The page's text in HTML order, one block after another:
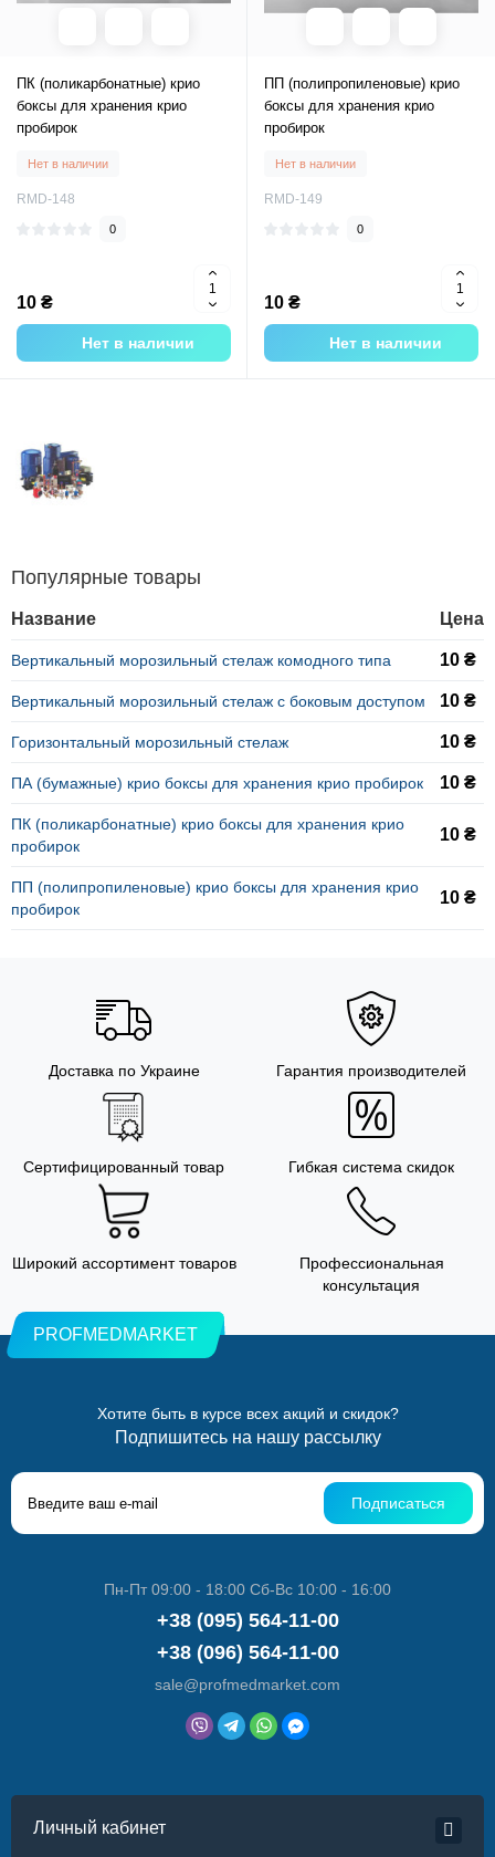
ПК (поликарбонатные) крио
боксы для хранения крио
пробирок
Нет в наличии
RMD-148
0
10 ₴
Нет в наличии
ПП (полипропиленовые) крио
боксы для хранения крио
пробирок
Нет в наличии
RMD-149
0
10 ₴
Нет в наличии
Популярные товары
Название Цена
Вертикальный морозильный стелаж комодного типа 10 ₴
Вертикальный морозильный стелаж с боковым доступом 10 ₴
Горизонтальный морозильный стелаж 10 ₴
ПА (бумажные) крио боксы для хранения крио пробирок 10 ₴
ПК (поликарбонатные) крио боксы для хранения крио
пробирок
10 ₴
ПП (полипропиленовые) крио боксы для хранения крио
пробирок
10 ₴
Доставка по Украине Гарантия производителей
Сертифицированный товар Гибкая система скидок
Широкий ассортимент товаров
Профессиональная
консультация
PROFMEDMARKET
Хотите быть в курсе всех акций и скидок?
Подпишитесь на нашу рассылку
Подписаться
Пн-Пт 09:00 - 18:00 Сб-Вс 10:00 - 16:00
+38 (095) 564-11-00
+38 (096) 564-11-00
sale@profmedmarket.com
Личный кабинет